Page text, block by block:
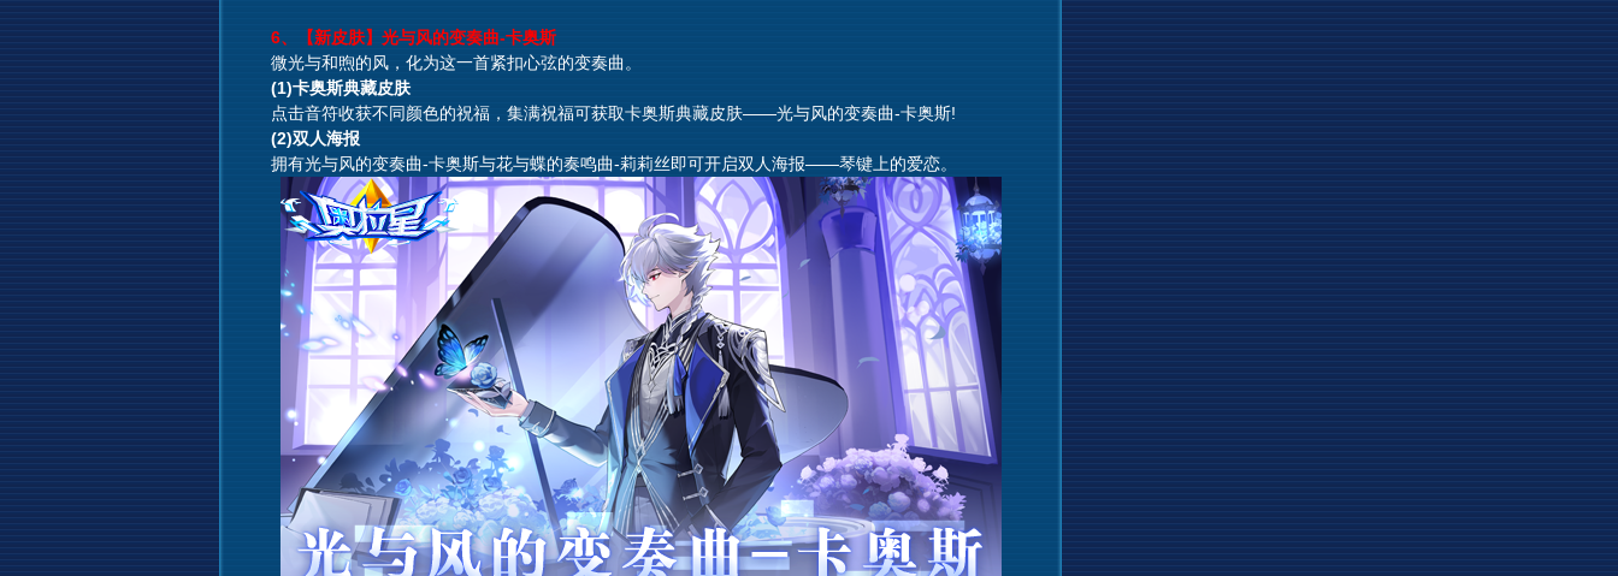
6、【新皮肤】光与风的变奏曲-卡奥斯
微光与和煦的风，化为这一首紧扣心弦的变奏曲。
(1)卡奥斯典藏皮肤
点击音符收获不同颜色的祝福，集满祝福可获取卡奥斯典藏皮肤——光与风的变奏曲-卡奥斯!
(2)双人海报
拥有光与风的变奏曲-卡奥斯与花与蝶的奏鸣曲-莉莉丝即可开启双人海报——琴键上的爱恋。